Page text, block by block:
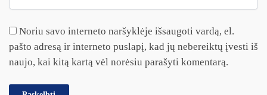
Noriu savo interneto naršyklėje išsaugoti vardą, el.
pašto adresą ir interneto puslapį, kad jų nebereiktų įvesti iš
naujo, kai kitą kartą vėl norėsiu parašyti komentarą.